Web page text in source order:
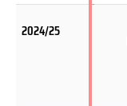
2024/25